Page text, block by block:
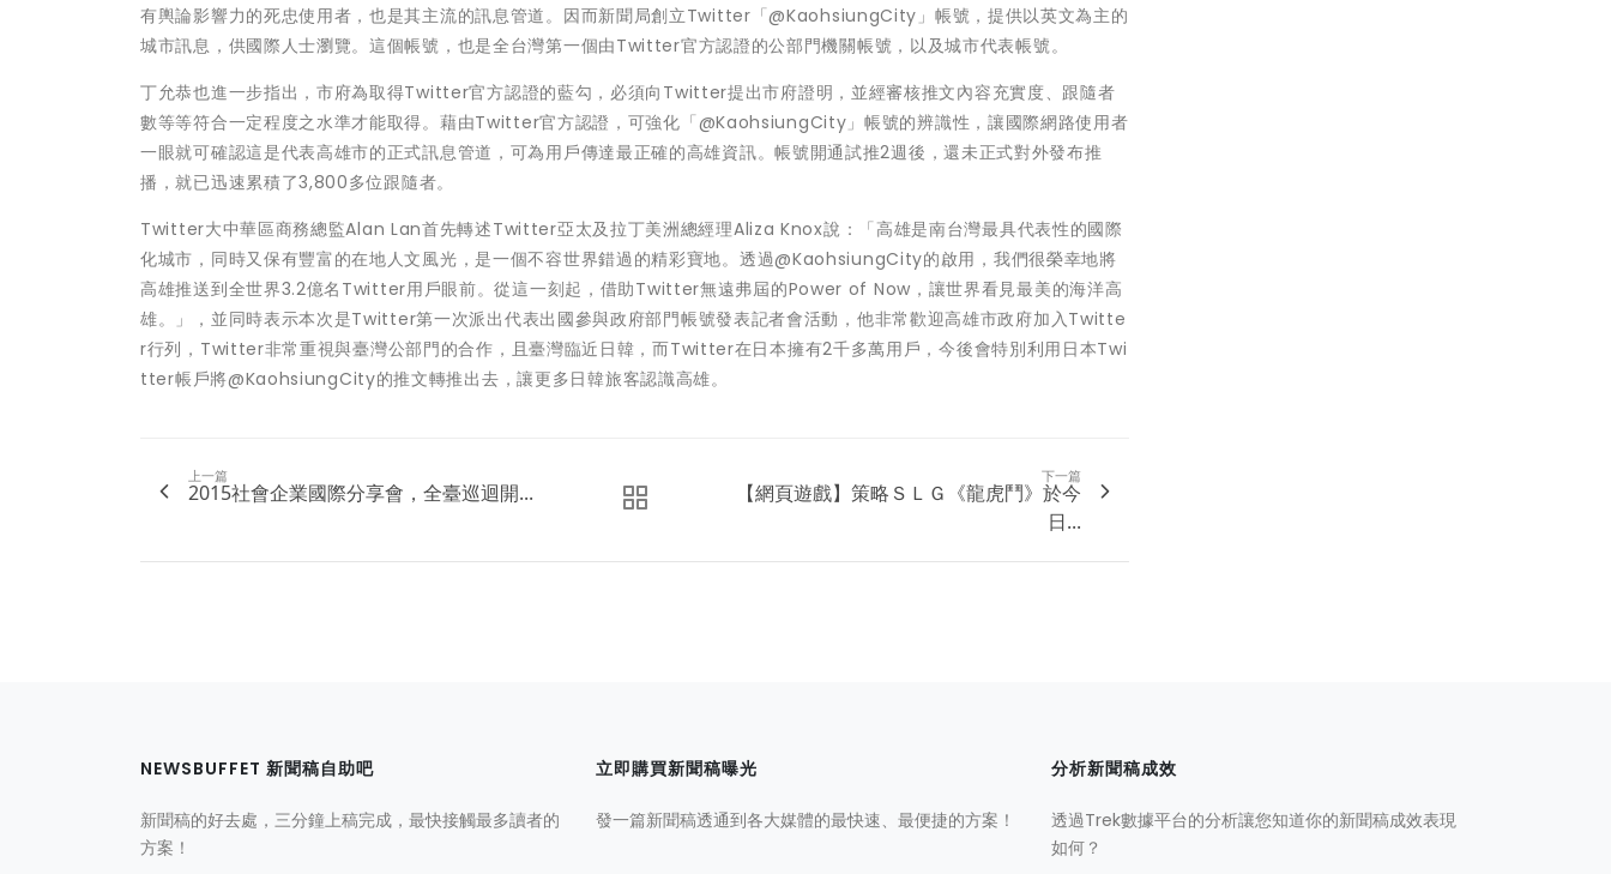
有輿論影響力的死忠使用者，也是其主流的訊息管道。因而新聞局創立Twitter「@KaohsiungCity」帳號，提供以英文為主的
城市訊息，供國際人士瀏覽。這個帳號，也是全台灣第一個由Twitter官方認證的公部門機關帳號，以及城市代表帳號。
丁允恭也進一步指出，市府為取得Twitter官方認證的藍勾，必須向Twitter提出市府證明，並經審核推文內容充實度、跟隨者
數等等符合一定程度之水準才能取得。藉由Twitter官方認證，可強化「@KaohsiungCity」帳號的辨識性，讓國際網路使用者
一眼就可確認這是代表高雄市的正式訊息管道，可為用戶傳達最正確的高雄資訊。帳號開通試推2週後，還未正式對外發布推
播，就已迅速累積了3,800多位跟隨者。
Twitter大中華區商務總監Alan Lan首先轉述Twitter亞太及拉丁美洲總經理Aliza Knox說：「高雄是南台灣最具代表性的國際
化城市，同時又保有豐富的在地人文風光，是一個不容世界錯過的精彩寶地。透過@KaohsiungCity的啟用，我們很榮幸地將
高雄推送到全世界3.2億名Twitter用戶眼前。從這一刻起，借助Twitter無遠弗屆的Power of Now，讓世界看見最美的海洋高
雄。」，並同時表示本次是Twitter第一次派出代表出國參與政府部門帳號發表記者會活動，他非常歡迎高雄市政府加入Twitte
r行列，Twitter非常重視與臺灣公部門的合作，且臺灣臨近日韓，而Twitter在日本擁有2千多萬用戶，今後會特別利用日本Twi
tter帳戶將@KaohsiungCity的推文轉推出去，讓更多日韓旅客認識高雄。
上一篇
2015社會企業國際分享會，全臺巡迴開...
下一篇
【網頁遊戲】策略ＳＬＧ《龍虎鬥》於今
日...
NEWSBUFFET 新聞稿自助吧
新聞稿的好去處，三分鐘上稿完成，最快接觸最多讀者的
方案！
立即購買新聞稿曝光
發一篇新聞稿透通到各大媒體的最快速、最便捷的方案！
分析新聞稿成效
透過Trek數據平台的分析讓您知道你的新聞稿成效表現
如何？